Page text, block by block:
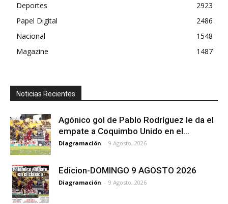
Deportes
2923
Papel Digital
2486
Nacional
1548
Magazine
1487
Noticias Recientes
Agónico gol de Pablo Rodríguez le da el
empate a Coquimbo Unido en el...
Diagramación - 9 Agosto, 2026
Edicion-DOMINGO 9 AGOSTO 2026
Diagramación - 9 Agosto, 2026